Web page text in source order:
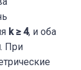
k ≥ 4, и оба
. При